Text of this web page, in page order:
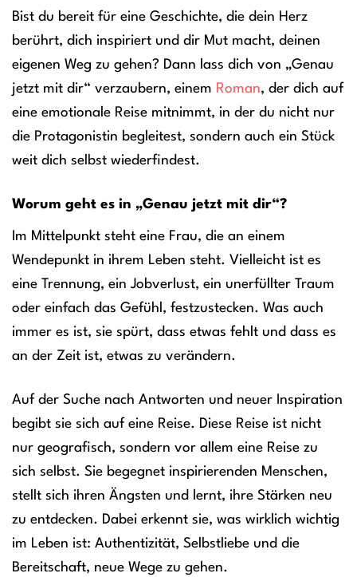
Bist du bereit für eine Geschichte, die dein Herz
berührt, dich inspiriert und dir Mut macht, deinen
eigenen Weg zu gehen? Dann lass dich von „Genau
jetzt mit dir“ verzaubern, einem Roman, der dich auf
eine emotionale Reise mitnimmt, in der du nicht nur
die Protagonistin begleitest, sondern auch ein Stück
weit dich selbst wiederfindest.
Worum geht es in „Genau jetzt mit dir“?
Im Mittelpunkt steht eine Frau, die an einem
Wendepunkt in ihrem Leben steht. Vielleicht ist es
eine Trennung, ein Jobverlust, ein unerfüllter Traum
oder einfach das Gefühl, festzustecken. Was auch
immer es ist, sie spürt, dass etwas fehlt und dass es
an der Zeit ist, etwas zu verändern.
Auf der Suche nach Antworten und neuer Inspiration
begibt sie sich auf eine Reise. Diese Reise ist nicht
nur geografisch, sondern vor allem eine Reise zu
sich selbst. Sie begegnet inspirierenden Menschen,
stellt sich ihren Ängsten und lernt, ihre Stärken neu
zu entdecken. Dabei erkennt sie, was wirklich wichtig
im Leben ist: Authentizität, Selbstliebe und die
Bereitschaft, neue Wege zu gehen.